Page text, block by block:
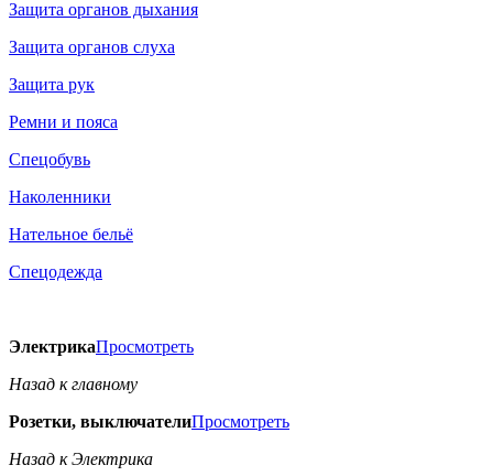
Защита органов дыхания
Защита органов слуха
Защита рук
Ремни и пояса
Спецобувь
Наколенники
Нательное бельё
Спецодежда
ЭлектрикаПросмотреть
Назад к главному
Розетки, выключателиПросмотреть
Назад к Электрика